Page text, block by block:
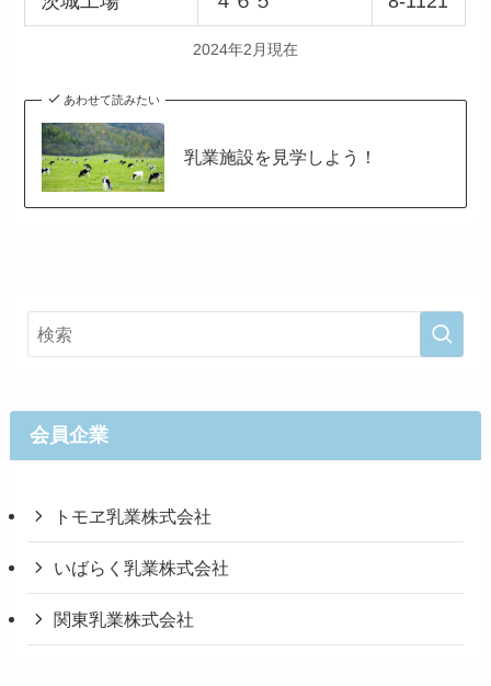
2024年2月現在
あわせて読みたい
乳業施設を見学しよう！
会員企業
トモヱ乳業株式会社
いばらく乳業株式会社
関東乳業株式会社